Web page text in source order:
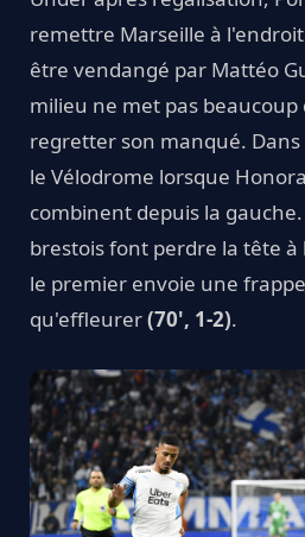
remettre Marseille à
être vendangé par Mattéo
milieu ne met pas
regretter son manqué.
le Vélodrome lorsque
combinent depuis la
brestois font perdre la tête à
le premier envoie une
qu'effleurer(70', 1-2).